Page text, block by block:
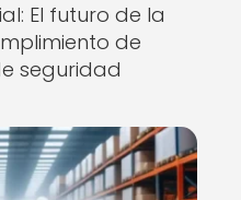
El futuro de la
de
seguridad